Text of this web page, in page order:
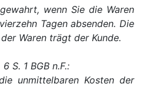
wenn Sie die Waren
Tagen absenden. Die
Waren trägt der Kunde.
S. 1 BGB n.F.:
unmittelbaren Kosten der